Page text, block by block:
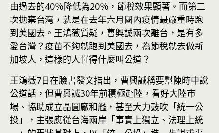
由過去的40％降低為20％，節稅效果顯著。而第二
次拋棄台灣，就是在去年六月國內疫情最嚴重時跑
到美國去。王鴻薇質疑，曹興誠兩次離台，是有多
愛台灣？疫苗不夠就跑到美國去，為節稅就去做新
加坡人，這樣的人懂得什麼叫公道？
王鴻薇7日在臉書發文指出，曹興誠稱要幫陳時中說
公道話，但曹興誠30年前積極赴陸，看好大陸市
場、協助成立晶圓廠和艦，甚至大力鼓吹「統一公
投」，主張應從台海兩岸「事實上獨立、法理上統